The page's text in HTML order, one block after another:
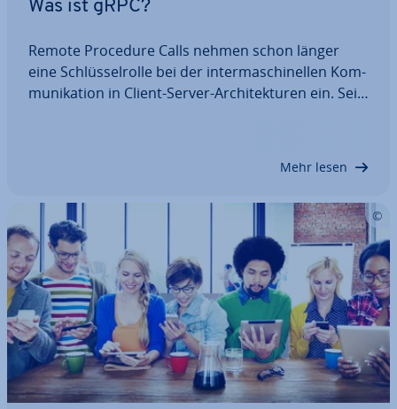
Was ist gRPC?
Remote Procedure Calls nehmen schon länger
eine Schlüs­sel­rol­le bei der in­ter­ma­schi­nel­len Kom­
mu­ni­ka­ti­on in Client-Server-Ar­chi­tek­tu­ren ein. Seit
Mehr lesen